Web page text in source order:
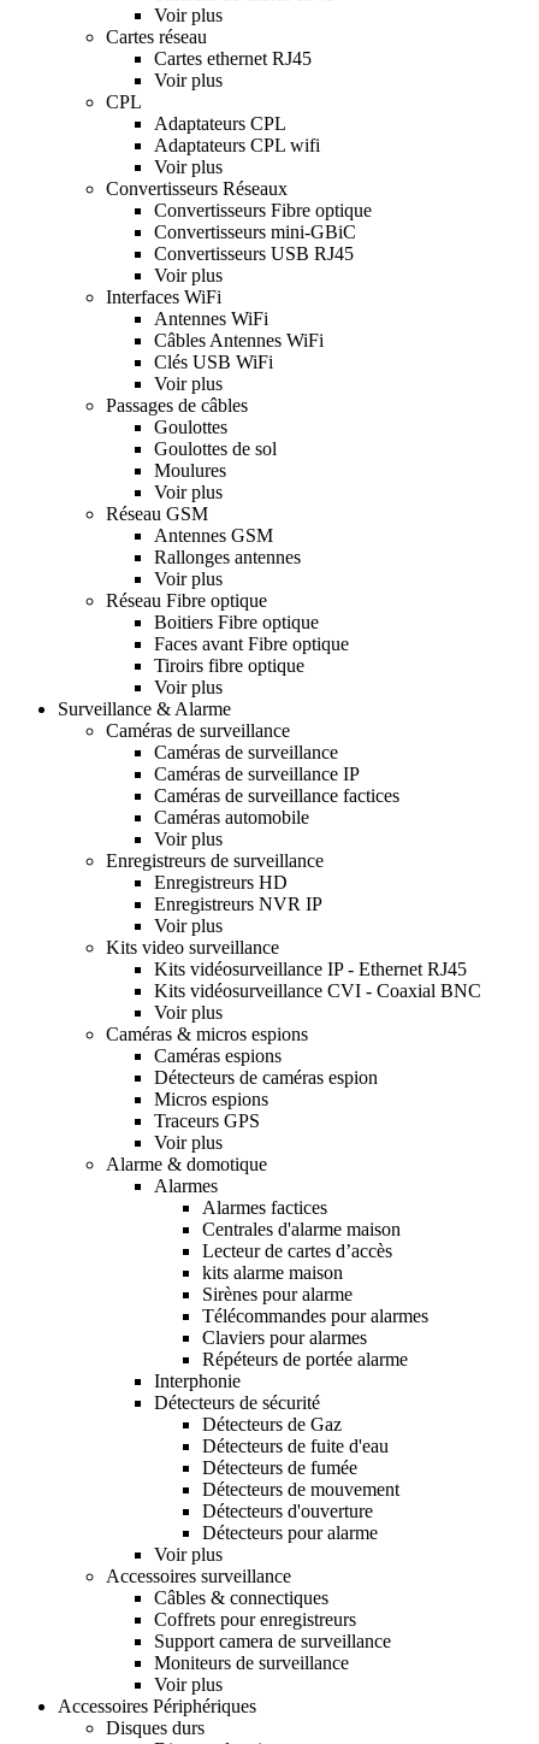
Voir plus
Cartes réseau
Cartes ethernet RJ45
Voir plus
CPL
Adaptateurs CPL
Adaptateurs CPL wifi
Voir plus
Convertisseurs Réseaux
Convertisseurs Fibre optique
Convertisseurs mini-GBiC
Convertisseurs USB RJ45
Voir plus
Interfaces WiFi
Antennes WiFi
Câbles Antennes WiFi
Clés USB WiFi
Voir plus
Passages de câbles
Goulottes
Goulottes de sol
Moulures
Voir plus
Réseau GSM
Antennes GSM
Rallonges antennes
Voir plus
Réseau Fibre optique
Boitiers Fibre optique
Faces avant Fibre optique
Tiroirs fibre optique
Voir plus
Surveillance & Alarme
Caméras de surveillance
Caméras de surveillance
Caméras de surveillance IP
Caméras de surveillance factices
Caméras automobile
Voir plus
Enregistreurs de surveillance
Enregistreurs HD
Enregistreurs NVR IP
Voir plus
Kits video surveillance
Kits vidéosurveillance IP - Ethernet RJ45
Kits vidéosurveillance CVI - Coaxial BNC
Voir plus
Caméras & micros espions
Caméras espions
Détecteurs de caméras espion
Micros espions
Traceurs GPS
Voir plus
Alarme & domotique
Alarmes
Alarmes factices
Centrales d'alarme maison
Lecteur de cartes d’accès
kits alarme maison
Sirènes pour alarme
Télécommandes pour alarmes
Claviers pour alarmes
Répéteurs de portée alarme
Interphonie
Détecteurs de sécurité
Détecteurs de Gaz
Détecteurs de fuite d'eau
Détecteurs de fumée
Détecteurs de mouvement
Détecteurs d'ouverture
Détecteurs pour alarme
Voir plus
Accessoires surveillance
Câbles & connectiques
Coffrets pour enregistreurs
Support camera de surveillance
Moniteurs de surveillance
Voir plus
Accessoires Périphériques
Disques durs